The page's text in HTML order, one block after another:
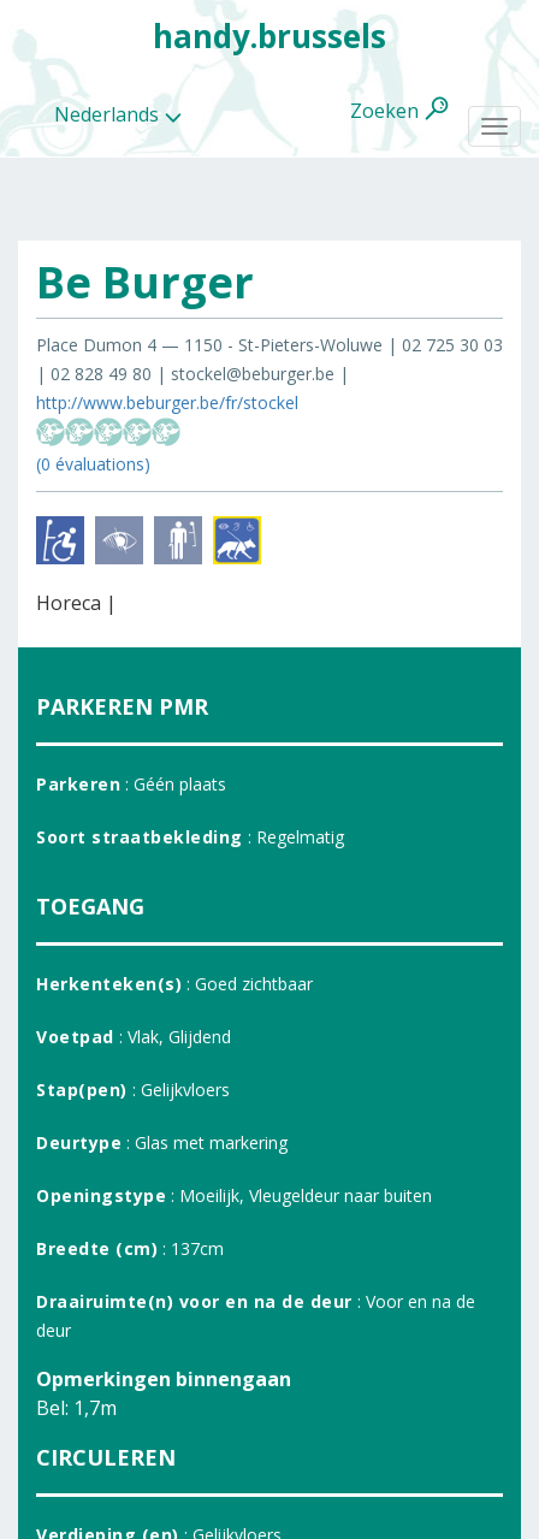
Nederlands
handy.brussels
Zoeken
Be Burger
Place Dumon 4 — 1150 - St-Pieters-Woluwe | 02 725 30 03
| 02 828 49 80 | stockel@beburger.be |
http://www.beburger.be/fr/stockel
(0 évaluations)
Horeca |
PARKEREN PMR
Parkeren : Géén plaats
Soort straatbekleding : Regelmatig
TOEGANG
Herkenteken(s) : Goed zichtbaar
Voetpad : Vlak, Glijdend
Stap(pen) : Gelijkvloers
Deurtype : Glas met markering
Openingstype : Moeilijk, Vleugeldeur naar buiten
Breedte (cm) : 137cm
Draairuimte(n) voor en na de deur : Voor en na de
deur
Opmerkingen binnengaan
Bel: 1,7m
CIRCULEREN
Alle
categorieën